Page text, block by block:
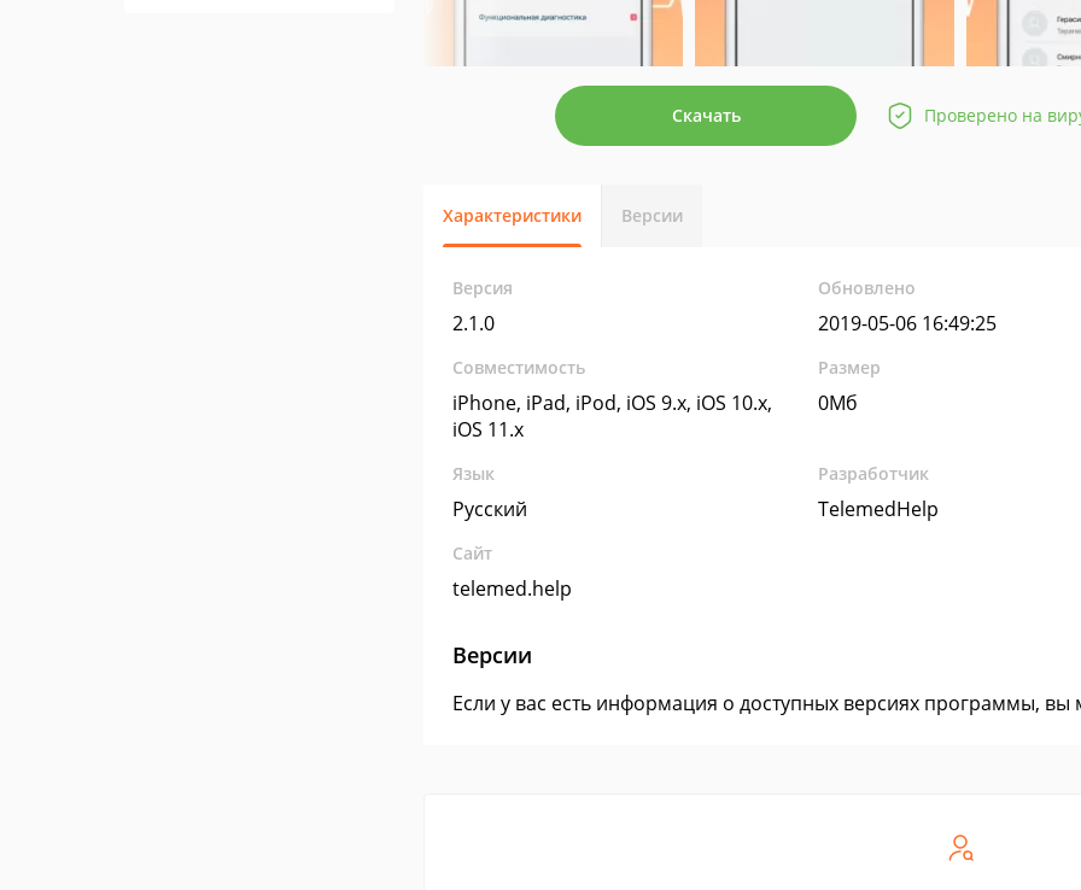
Скачать Проверено на
Характеристики Версии
Версия
2.1.0
Обновлено
2019-05-06 16:49:25
Совместимость
iPhone, iPad, iPod, iOS 9.x, iOS 10.x,
iOS 11.x
Размер
0Мб
Язык
Русский
Разработчик
TelemedHelp
Сайт
telemed.help
Версии
Если у вас есть информация о доступных версиях программы,